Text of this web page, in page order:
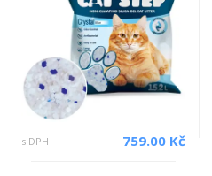
s DPH 759.00 Kč